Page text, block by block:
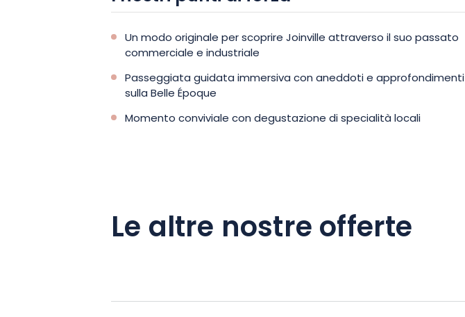
Un modo originale per scoprire Joinville attraverso il suo passato
commerciale e industriale
Passeggiata guidata immersiva con aneddoti e approfondimenti
sulla Belle Époque
Momento conviviale con degustazione di specialità locali
Le altre nostre offerte